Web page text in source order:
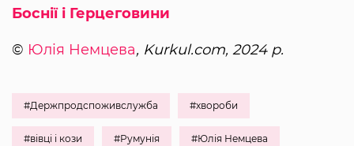
Боснії і Герцеговини
© Юлія Немцева, Kurkul.com, 2024 р.
#Держпродспоживслужба #хвороби
#вівці і кози #Румунія #Юлія Немцева